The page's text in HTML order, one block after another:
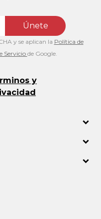
Únete
y se aplican la Política de
Serviciode Google.
y